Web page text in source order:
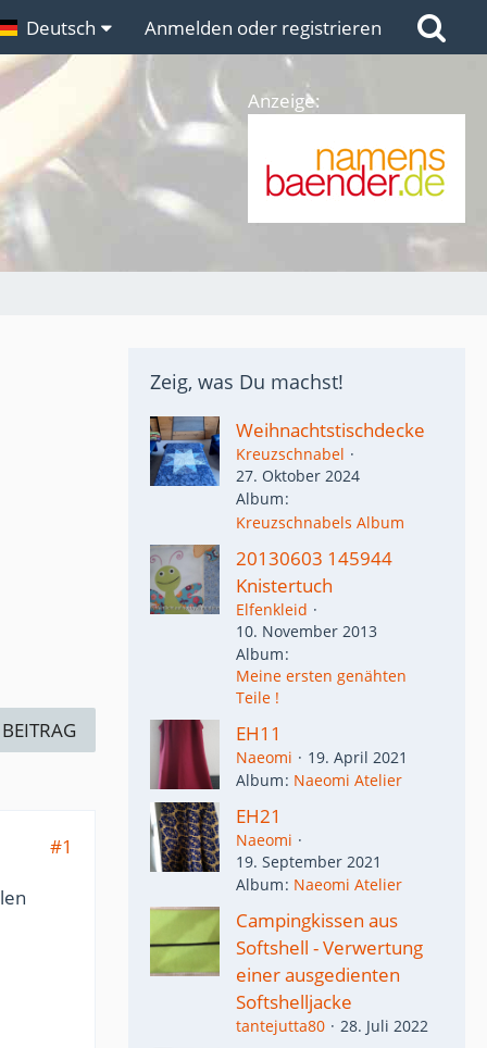
Links
Deutsch Anmelden oder registrieren
Anzeige:
#1
Zeig, was Du machst!
Weihnachtstischdecke
Kreuzschnabel
27. Oktober 2024
Album
Kreuzschnabels Album
20130603 145944
Knistertuch
Elfenkleid
10. November 2013
Album
Meine ersten genähten
Teile !
EH11
Naeomi
19. April 2021
Album Naeomi Atelier
EH21
Naeomi
19. September 2021
Album Naeomi Atelier
Campingkissen aus
Softshell - Verwertung
einer ausgedienten
Softshelljacke
tantejutta80 28. Juli 2022